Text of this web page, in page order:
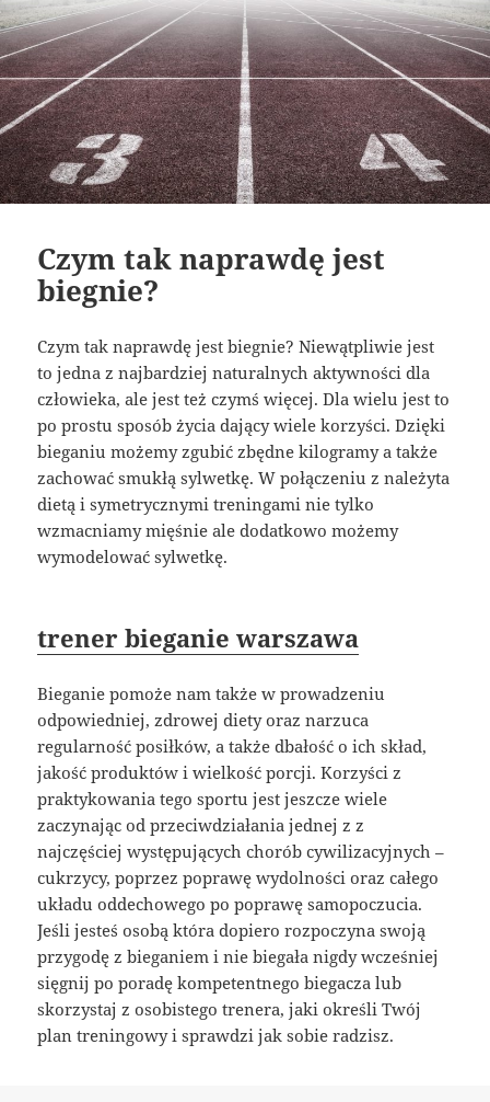
Czym tak naprawdę jest
biegnie?
Czym tak naprawdę jest biegnie? Niewątpliwie jest
to jedna z najbardziej naturalnych aktywności dla
człowieka, ale jest też czymś więcej. Dla wielu jest to
po prostu sposób życia dający wiele korzyści. Dzięki
bieganiu możemy zgubić zbędne kilogramy a także
zachować smukłą sylwetkę. W połączeniu z należyta
dietą i symetrycznymi treningami nie tylko
wzmacniamy mięśnie ale dodatkowo możemy
wymodelować sylwetkę.
trener bieganie warszawa
Bieganie pomoże nam także w prowadzeniu
odpowiedniej, zdrowej diety oraz narzuca
regularność posiłków, a także dbałość o ich skład,
jakość produktów i wielkość porcji. Korzyści z
praktykowania tego sportu jest jeszcze wiele
zaczynając od przeciwdziałania jednej z z
najczęściej występujących chorób cywilizacyjnych –
cukrzycy, poprzez poprawę wydolności oraz całego
układu oddechowego po poprawę samopoczucia.
Jeśli jesteś osobą która dopiero rozpoczyna swoją
przygodę z bieganiem i nie biegała nigdy wcześniej
sięgnij po poradę kompetentnego biegacza lub
skorzystaj z osobistego trenera, jaki określi Twój
plan treningowy i sprawdzi jak sobie radzisz.